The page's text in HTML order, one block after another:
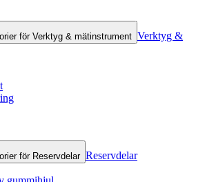
för Verktyg & mätinstrument Verktyg &
för Reservdelar Reservdelar